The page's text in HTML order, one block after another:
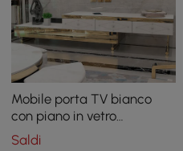
Mobile porta TV bianco
con piano in vetro
temperato, allungabile, 3
Saldi